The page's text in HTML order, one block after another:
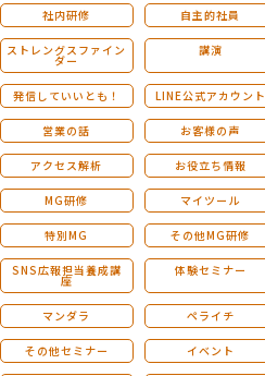
社内研修 自主的社員
ストレングスファイン
ダー
講演
発信していいとも！ LINE公式アカウント
営業の話 お客様の声
アクセス解析 お役立ち情報
MG研修 マイツール
特別MG その他MG研修
SNS広報担当養成講
座
体験セミナー
マンダラ ペライチ
その他セミナー イベント